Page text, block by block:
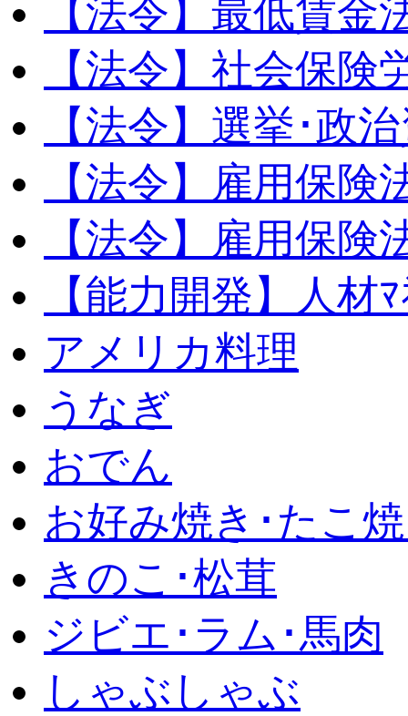
【法令】最低賃金
【法令】社会保険
【法令】選挙･政
【法令】雇用保険
【法令】雇用保険
【能力開発】人材
アメリカ料理
うなぎ
おでん
お好み焼き･たこ
きのこ･松茸
ジビエ･ラム･馬肉
しゃぶしゃぶ